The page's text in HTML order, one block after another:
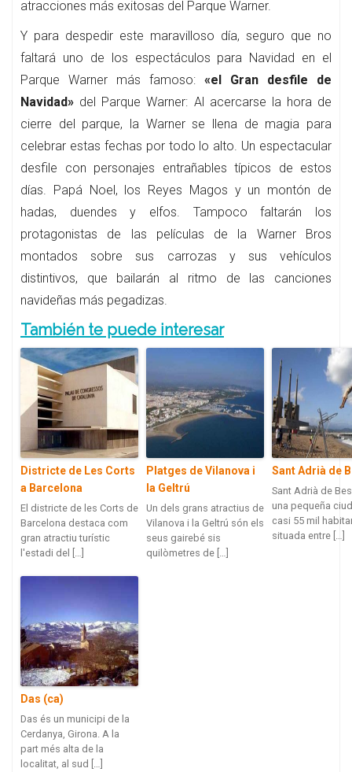
atracciones más exitosas del Parque Warner.
Y para despedir este maravilloso día, seguro que no
faltará uno de los espectáculos para Navidad en el
Parque Warner más famoso: «el Gran desfile de
Navidad» del Parque Warner: Al acercarse la hora de
cierre del parque, la Warner se llena de magia para
celebrar estas fechas por todo lo alto. Un espectacular
desfile con personajes entrañables típicos de estos
días. Papá Noel, los Reyes Magos y un montón de
hadas, duendes y elfos. Tampoco faltarán los
protagonistas de las películas de la Warner Bros
montados sobre sus carrozas y sus vehículos
distintivos, que bailarán al ritmo de las canciones
navideñas más pegadizas.
También te puede interesar
Districte de Les Corts
a Barcelona
El districte de les Corts de
Barcelona destaca com
gran atractiu turístic
l'estadi del […]
Platges de Vilanova i
la Geltrú
Un dels grans atractius de
Vilanova i la Geltrú són els
seus gairebé sis
quilòmetres de […]
Sant Adrià de
Sant Adrià de
una pequeña
casi 55 mil
situada entre […]
Das (ca)
Das és un municipi de la
Cerdanya, Girona. A la
part més alta de la
localitat, al sud […]